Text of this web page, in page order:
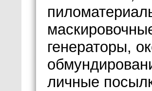
генераторы,
личные